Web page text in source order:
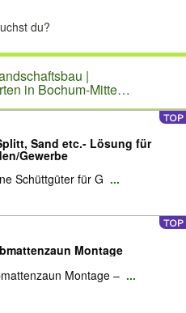
|
in Bochum-Mitte
Sand etc.- Lösung für
Gewerbe
Schüttgüter für G ...
Montage
Montage – ...